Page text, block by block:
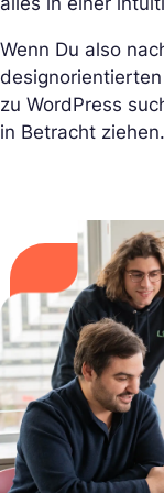
Wenn Du also
zu WordPress
in Betracht ziehen.